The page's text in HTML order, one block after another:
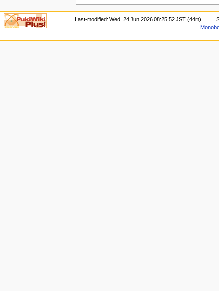
Last-modified: Wed, 24 Jun 2026 08:25:52 JST (44m)